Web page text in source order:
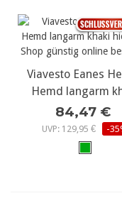
Viavesto Eanes
Hemd langarm
84,47 €
UVP: 129,95 € -